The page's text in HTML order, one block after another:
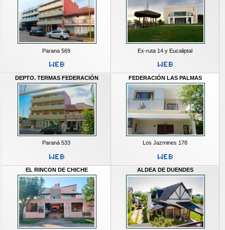
Parana 569 Ex-ruta 14 y Eucaliptal
DEPTO. TERMAS FEDERACIÓN
Paraná 533
FEDERACIÓN LAS PALMAS
Los Jazmines 178
EL RINCON DE CHICHE ALDEA DE DUENDES